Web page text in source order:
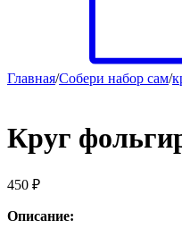
Главная/Собери набор сам/
Круг
450 ₽
Описание: